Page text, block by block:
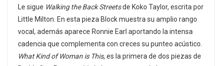
Le sigue Walking the Back Streetsde Koko Taylor, escrita por
Little Milton. En esta pieza Block muestra su amplio rango
vocal, además aparece Ronnie Earl aportando la intensa
cadencia que complementa con creces su punteo acústico.
What Kind of Woman is This, es la primera de dos piezas de